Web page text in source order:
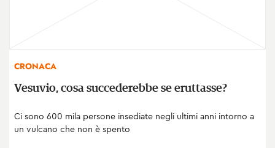
CRONACA
Vesuvio, cosa succederebbe se eruttasse?
Ci sono 600 mila persone insediate negli ultimi anni intorno a
un vulcano che non è spento